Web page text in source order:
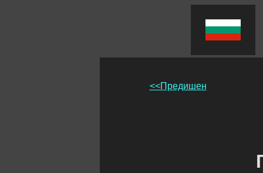
<<Предишен